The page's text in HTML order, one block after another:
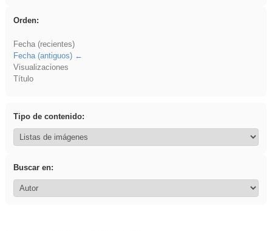
Orden:
Fecha (recientes)
Fecha (antiguos)
Visualizaciones
Título
Tipo de contenido:
Buscar en: